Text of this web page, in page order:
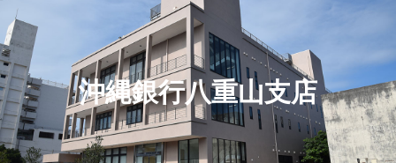
沖縄銀行八重山支店